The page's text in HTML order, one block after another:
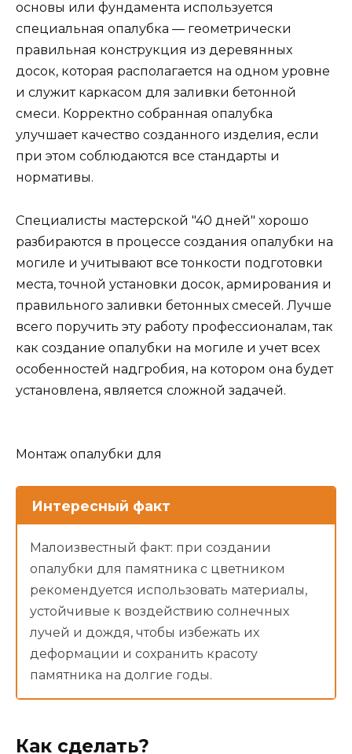
основы или фундамента используется
специальная опалубка — геометрически
правильная конструкция из деревянных
досок, которая располагается на одном уровне
и служит каркасом для заливки бетонной
смеси. Корректно собранная опалубка
улучшает качество созданного изделия, если
при этом соблюдаются все стандарты и
нормативы.
Специалисты мастерской "40 дней" хорошо
разбираются в процессе создания опалубки на
могиле и учитывают все тонкости подготовки
места, точной установки досок, армирования и
правильного заливки бетонных смесей. Лучше
всего поручить эту работу профессионалам, так
как создание опалубки на могиле и учет всех
особенностей надгробия, на котором она будет
установлена, является сложной задачей.
Монтаж опалубки для
Интересный факт
Малоизвестный факт: при создании
опалубки для памятника с цветником
рекомендуется использовать материалы,
устойчивые к воздействию солнечных
лучей и дождя, чтобы избежать их
деформации и сохранить красоту
памятника на долгие годы.
Как сделать?